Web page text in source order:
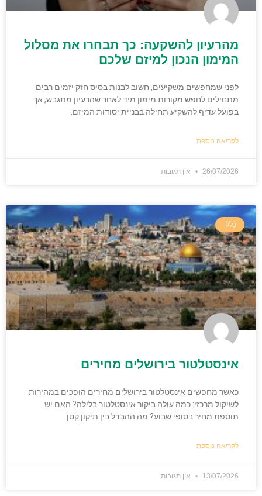
מהרעיון להשקעה: כך תבחרו את מסלול
המימון הנכון למיזם שלכם
לפני שמחפשים משקיעים, חשוב לבנות בסיס חזק יזמים רבים
מתחילים לחפש מקורות מימון מיד לאחר שהרעיון מתגבש, אך
בפועל עדיף להשקיע תחילה בבניית יסודות המיזם.
לקריאה נוספת
26/07/2026 אין תגובות
כללי
אינסטלטור בירושלים מחירים
כאשר מחפשים אינסטלטור בירושלים מחירים הופכים במהירות
לשיקול מרכזי: כמה עולה ביקור אינסטלטור בלילה? האם יש
תוספת מחיר בסופי שבוע? מה ההבדל בין תיקון קטן
לקריאה נוספת
13/07/2026 אין תגובות